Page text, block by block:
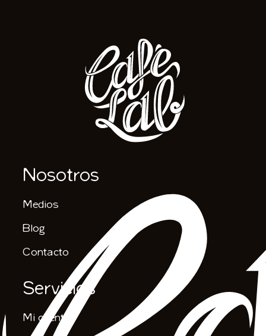
Nosotros
Medios
Blog
Contacto
Servicios
Mi cuenta